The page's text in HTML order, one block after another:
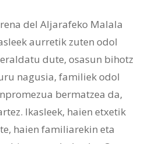
del Aljarafeko Malala
aurretik zuten odol
dute, osasun bihotz
nagusia, familiek odol
bermatzea da,
Ikasleek, haien etxetik
haien familiarekin eta